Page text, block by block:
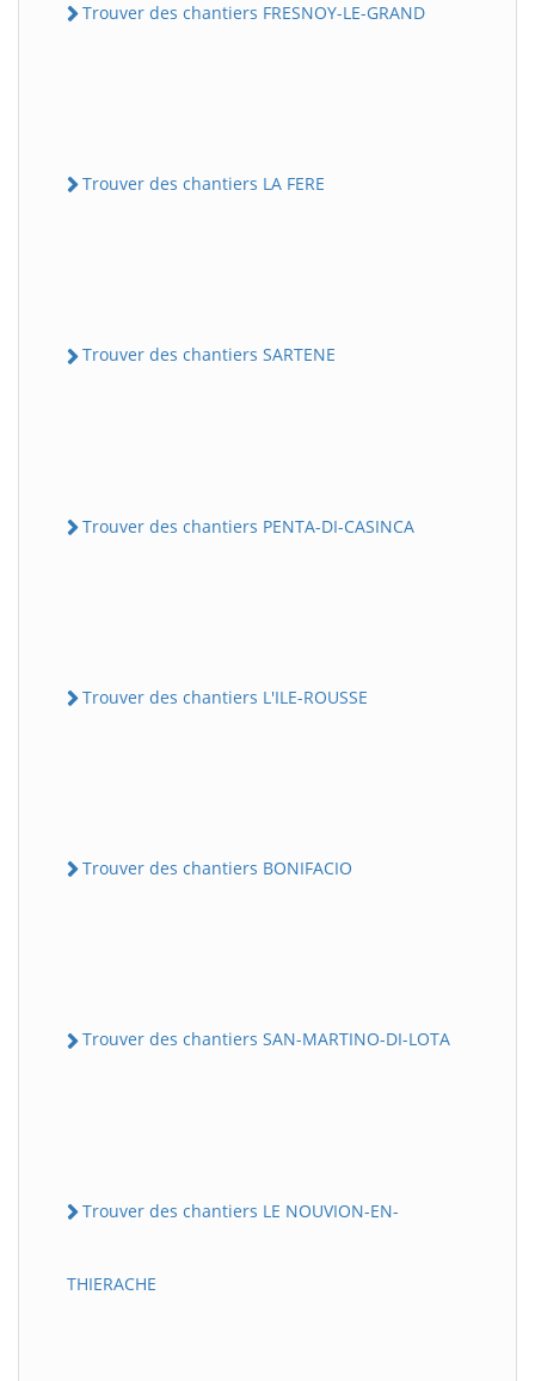
Trouver des chantiers FRESNOY-LE-GRAND
Trouver des chantiers LA FERE
Trouver des chantiers SARTENE
Trouver des chantiers PENTA-DI-CASINCA
Trouver des chantiers L'ILE-ROUSSE
Trouver des chantiers BONIFACIO
Trouver des chantiers SAN-MARTINO-DI-LOTA
Trouver des chantiers LE NOUVION-EN-
THIERACHE